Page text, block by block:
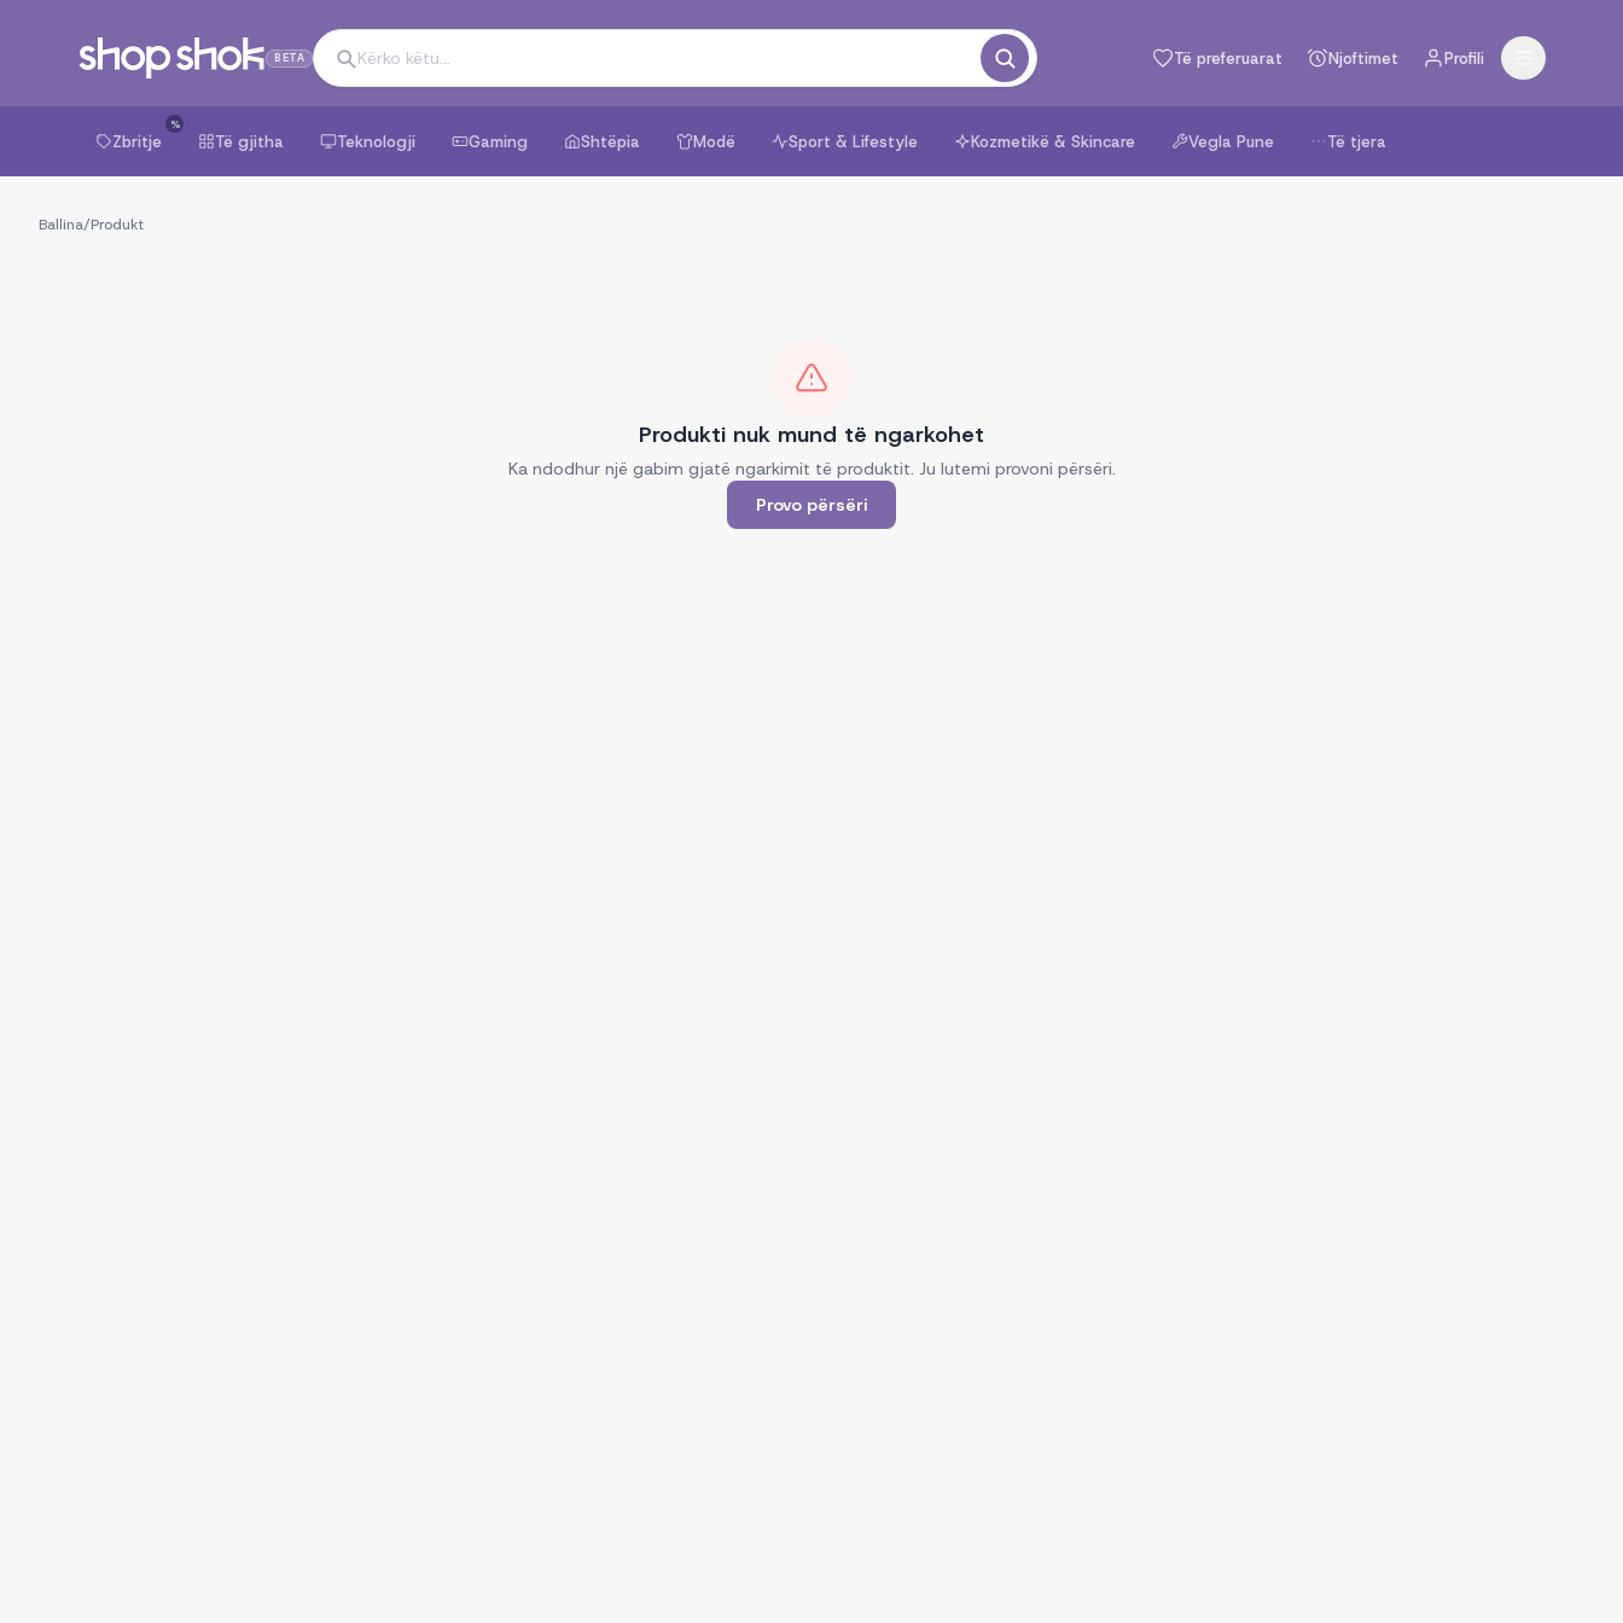
BETA Të preferuarat Njoftimet Profili
Zbritje
%
Të gjitha Teknologji Gaming Shtëpia Modë Sport & Lifestyle Kozmetikë & Skincare Vegla Pune Të tjera
Ballina/Produkt
Produkti nuk mund të ngarkohet
Ka ndodhur një gabim gjatë ngarkimit të produktit. Ju lutemi provoni përsëri.
Provo përsëri